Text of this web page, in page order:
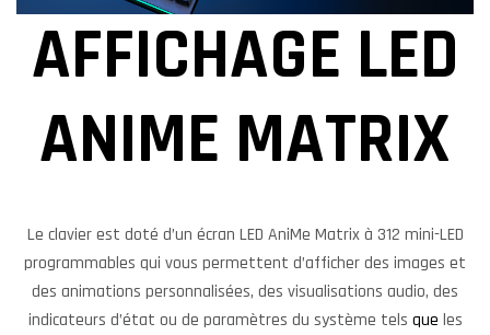
AFFICHAGE LED
ANIME MATRIX
Le clavier est doté d’un écran LED AniMe Matrix à 312 mini-LED
programmables qui vous permettent d’afficher des images et
des animations personnalisées, des visualisations audio, des
indicateurs d’état ou de paramètres du système tels que les